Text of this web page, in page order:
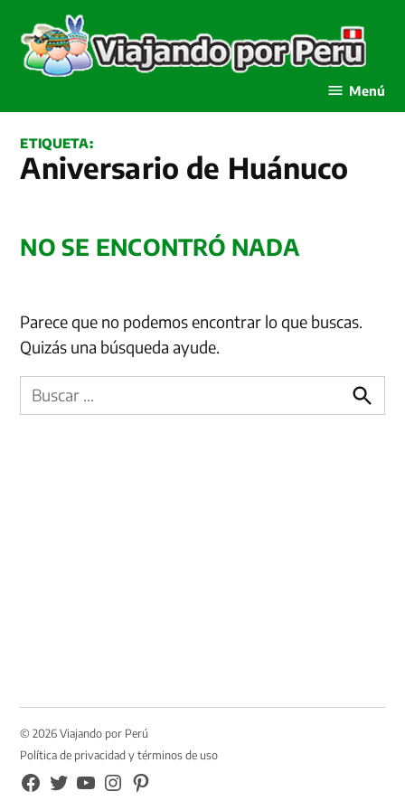
contenido
Menú
ETIQUETA:
Aniversario de Huánuco
NO SE ENCONTRÓ NADA
Parece que no podemos encontrar lo que buscas.
Quizás una búsqueda ayude.
Buscar:
Buscar
© 2026 Viajando por Perú
Política de privacidad y términos de uso
FB
TW YouTubeInstagramPinterest